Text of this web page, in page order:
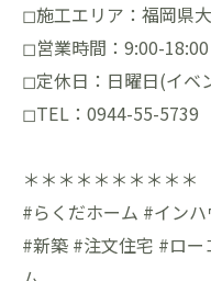
◻︎施工エリア：福岡県
◻︎営業時間：9:00-18:00
◻︎定休日：日曜日(イベ
◻︎TEL：0944-55-5739
＊＊＊＊＊＊＊＊＊＊
#らくだホーム #イン
#新築 #注文住宅 #ロ